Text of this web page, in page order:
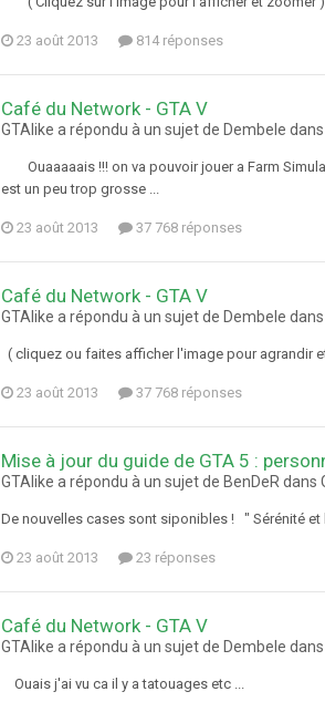
23 août 2013 814 réponses
Café du Network - GTA V
GTAlike a répondu à un sujet de Dembele dans
Ouaaaaais !!! on va pouvoir jouer a Farm
est un peu trop grosse ...
23 août 2013 37 768 réponses
Café du Network - GTA V
GTAlike a répondu à un sujet de Dembele dans
( cliquez ou faites afficher l'image pour agrandir
23 août 2013 37 768 réponses
Mise à jour du guide de GTA 5 :
GTAlike a répondu à un sujet de BenDeR dans
De nouvelles cases sont siponibles ! " Sérénité
23 août 2013 23 réponses
Café du Network - GTA V
GTAlike a répondu à un sujet de Dembele dans
Ouais j'ai vu ca il y a tatouages etc ...